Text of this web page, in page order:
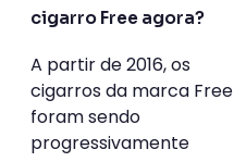
cigarro Free agora?
A partir de 2016, os
cigarros da marca Free
foram sendo
progressivamente